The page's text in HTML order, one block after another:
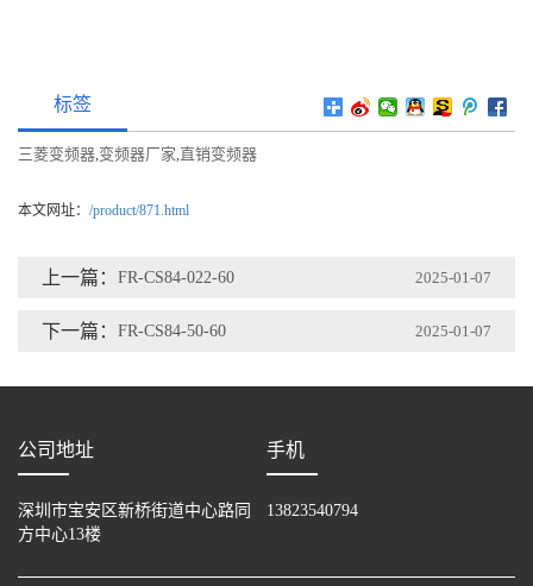
标签
三菱变频器,变频器厂家,直销变频器
本文网址： /product/871.html
上一篇： FR-CS84-022-60 2025-01-07
下一篇： FR-CS84-50-60 2025-01-07
公司地址
深圳市宝安区新桥街道中心路同
方中心13楼
手机
13823540794